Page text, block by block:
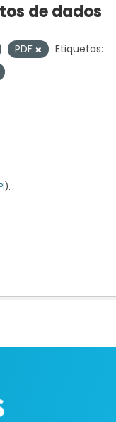
de dados
PDF
Etiquetas:
).